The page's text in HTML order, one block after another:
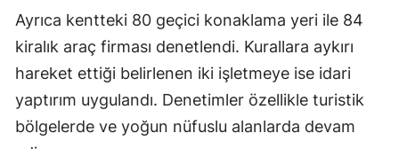
Ayrıca kentteki 80 geçici konaklama yeri ile 84
kiralık araç firması denetlendi. Kurallara aykırı
hareket ettiği belirlenen iki işletmeye ise idari
yaptırım uygulandı. Denetimler özellikle turistik
bölgelerde ve yoğun nüfuslu alanlarda devam